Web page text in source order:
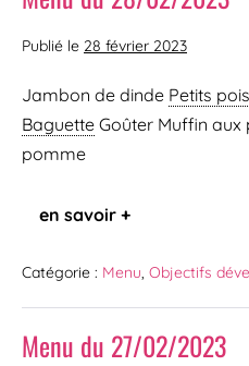
Publié le 28 février 2023
Jambon de dinde Petits pois
Baguette Goûter Muffin
pomme
en savoir +
Catégorie : Menu, Objectifs
Menu du 27/02/2023